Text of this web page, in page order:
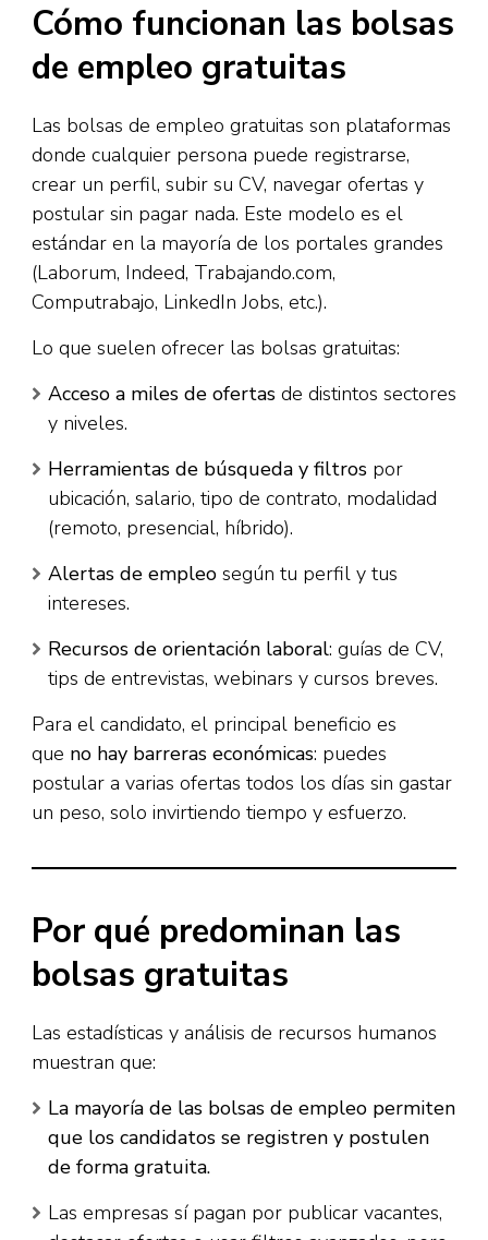
Cómo funcionan las bolsas
de empleo gratuitas
Las bolsas de empleo gratuitas son plataformas
donde cualquier persona puede registrarse,
crear un perfil, subir su CV, navegar ofertas y
postular sin pagar nada. Este modelo es el
estándar en la mayoría de los portales grandes
(Laborum, Indeed, Trabajando.com,
Computrabajo, LinkedIn Jobs, etc.).
Lo que suelen ofrecer las bolsas gratuitas:
Acceso a miles de ofertas de distintos sectores
y niveles.
Herramientas de búsqueda y filtros por
ubicación, salario, tipo de contrato, modalidad
(remoto, presencial, híbrido).
Alertas de empleo según tu perfil y tus
intereses.
Recursos de orientación laboral: guías de CV,
tips de entrevistas, webinars y cursos breves.
Para el candidato, el principal beneficio es
que no hay barreras económicas: puedes
postular a varias ofertas todos los días sin gastar
un peso, solo invirtiendo tiempo y esfuerzo.
Por qué predominan las
bolsas gratuitas
Las estadísticas y análisis de recursos humanos
muestran que:
La mayoría de las bolsas de empleo permiten
que los candidatos se registren y postulen
de forma gratuita.
Las empresas sí pagan por publicar vacantes,